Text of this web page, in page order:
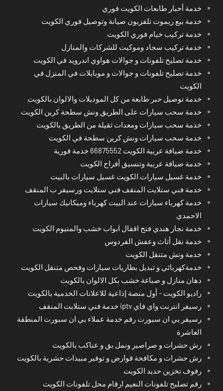
خدمة أحبار طابعات الكويت فوري
خدمة بيع ريموت تلفزيون صيانة وتوصيل فوري الكويت
خدمة تركيب خيام فوري الكويت
خدمة تركيب سجاد وموكيت للشركات والمنازل
خدمة تصليح تلفونات و جوالات هواوي اندرويد في الكويت
خدمة تصليح تلفونات و جوالات و موبايلات في المنزل في
الكويت
خدمة توصيل حبر طابعة من كل الموديلات والالوان بالكويت
خدمة سحب سيارات على الطريق ونش سطحة كرين الكويت
خدمة سحب سيارات ومعدات ثقيلة من الطريق بالكويت
خدمة سحب سيارات ونش كرين سطحة في الكويت
خدمة ضيافة عربية الكويت 66875552 خدمة فورية
خدمة ضيافة عربية وتنسيق أفراح الكويت
خدمة غسيل سيارات الكويت غسيل سيارات بالبيت
خدمة فني ستلايت المنقف فني ستلايت ورسيفر ب المنقف
خدمة كهرباء سيارات عند البيت كهرباء وميكانيك سيارات
الاحمدي
خدمة نجار هندي فتح اقفال ابواب خشب والمنيوم الكويت
خدمة نقل أثاث وعفش الفردوس
خدمة ونش متنقل الكويت
خدمةكهربائي و تبديل بطاريات سيارات وفحص متنقل الكويت
دهان منازل و صباغة خشب بكل الالوان بالكويت
راديو الكويت - أول منصة إذاعية للاعلانات الخدمية بالكويت
رسيفر انترنت واي فاي iptv خدمة فني ستلايت المنقف
رسيفر بي ان سبورت رقم خدمة عملاء بي ان سبورت المنطقة
العاشرة
رش حشرات و صراصير ونمل بق و عناكب بالكويت
رش حشرات و مكافحة قوارض و توفير مبيدات حشرية بالكويت
رفوف تخزين حديد الكويت
رقم تصليح تلفونات النعيم ارقام محل تلفونات الكويت